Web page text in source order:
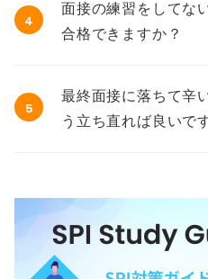
4
面接の練習をしてな
合格できますか？
5
最終面接に落ちて辛
う立ち直れば良いで